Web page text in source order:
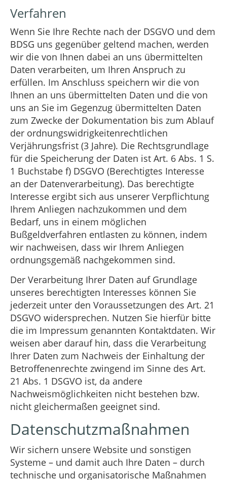
Verfahren
Wenn Sie Ihre Rechte nach der DSGVO und dem
BDSG uns gegenüber geltend machen, werden
wir die von Ihnen dabei an uns übermittelten
Daten verarbeiten, um Ihren Anspruch zu
erfüllen. Im Anschluss speichern wir die von
Ihnen an uns übermittelten Daten und die von
uns an Sie im Gegenzug übermittelten Daten
zum Zwecke der Dokumentation bis zum Ablauf
der ordnungswidrigkeitenrechtlichen
Verjährungsfrist (3 Jahre). Die Rechtsgrundlage
für die Speicherung der Daten ist Art. 6 Abs. 1 S.
1 Buchstabe f) DSGVO (Berechtigtes Interesse
an der Datenverarbeitung). Das berechtigte
Interesse ergibt sich aus unserer Verpflichtung
Ihrem Anliegen nachzukommen und dem
Bedarf, uns in einem möglichen
Bußgeldverfahren entlasten zu können, indem
wir nachweisen, dass wir Ihrem Anliegen
ordnungsgemäß nachgekommen sind.
Der Verarbeitung Ihrer Daten auf Grundlage
unseres berechtigten Interesses können Sie
jederzeit unter den Voraussetzungen des Art. 21
DSGVO widersprechen. Nutzen Sie hierfür bitte
die im Impressum genannten Kontaktdaten. Wir
weisen aber darauf hin, dass die Verarbeitung
Ihrer Daten zum Nachweis der Einhaltung der
Betroffenenrechte zwingend im Sinne des Art.
21 Abs. 1 DSGVO ist, da andere
Nachweismöglichkeiten nicht bestehen bzw.
nicht gleichermaßen geeignet sind.
Datenschutzmaßnahmen
Wir sichern unsere Website und sonstigen
Systeme – und damit auch Ihre Daten – durch
technische und organisatorische Maßnahmen